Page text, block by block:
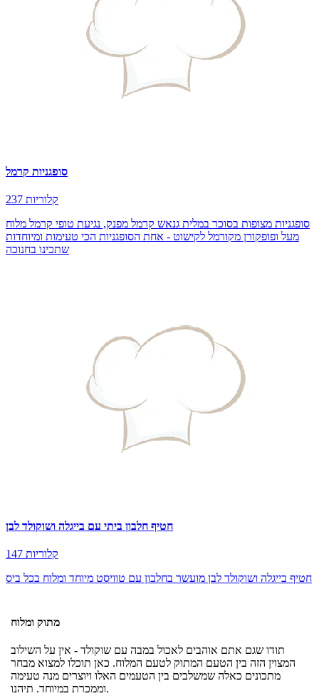
סופגניות קרמל
237 קלוריות
סופגניות מצופות בסוכר במלית גנאש קרמל מפנק, נגיעת טופי קרמל מלוח
מעל ופופקורן מקורמל לקישוט - אחת הסופגניות הכי טעימות ומיוחדות
שתכינו בחנוכה
חטיף חלבון ביתי עם בייגלה ושוקולד לבן
147 קלוריות
חטיף בייגלה ושוקולד לבן מועשר בחלבון עם טוויסט מיוחד ומלוח בכל ביס
מתוק ומלוח
תודו שגם אתם אוהבים לאכול במבה עם שוקולד - אין על השילוב
המצוין הזה בין הטעם המתוק לטעם המלוח. כאן תוכלו למצוא מבחר
מתכונים כאלה שמשלבים בין הטעמים האלו ויוצרים מנה טעימה
וממכרת במיוחד. תיהנו.